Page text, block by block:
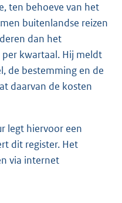
ten behoeve van het
buitenlandse reizen
dan het
kwartaal. Hij meldt
de bestemming en de
daarvan de kosten
legt hiervoor een
dit register. Het
via internet